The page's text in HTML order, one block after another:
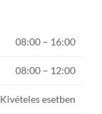
08:00 – 16:00
08:00 – 12:00
Kivételes esetben